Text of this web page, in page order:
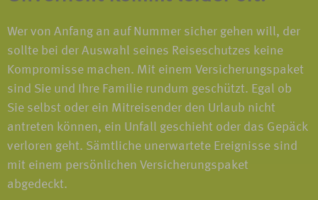
Wer von Anfang an auf Nummer sicher gehen will, der
sollte bei der Auswahl seines Reiseschutzes keine
Kompromisse machen. Mit einem Versicherungspaket
sind Sie und Ihre Familie rundum geschützt. Egal ob
Sie selbst oder ein Mitreisender den Urlaub nicht
antreten können, ein Unfall geschieht oder das Gepäck
verloren geht. Sämtliche unerwartete Ereignisse sind
mit einem persönlichen Versicherungspaket
abgedeckt.